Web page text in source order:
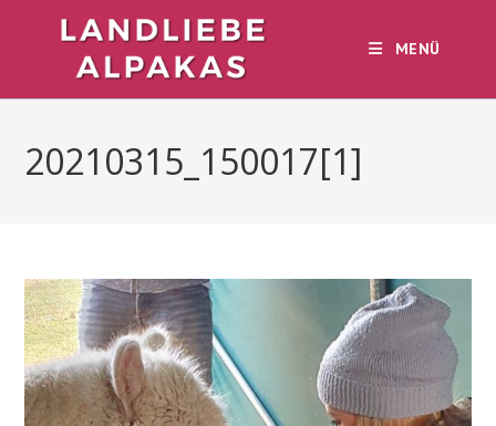
MENÜ
20210315_150017[1]